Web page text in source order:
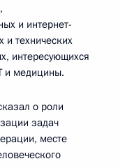
и интернет-
и технических
интересующихся
и медицины.
о роли
задач
месте